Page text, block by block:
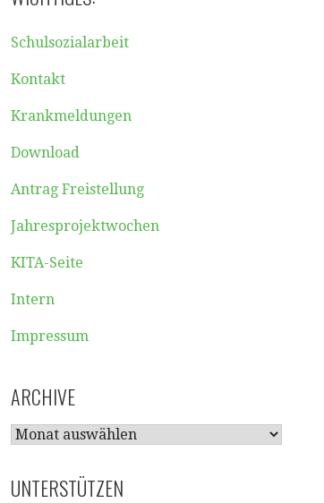
Schulsozialarbeit
Kontakt
Krankmeldungen
Download
Antrag Freistellung
Jahresprojektwochen
KITA-Seite
Intern
Impressum
ARCHIVE
ARCHIVE
UNTERSTÜTZEN